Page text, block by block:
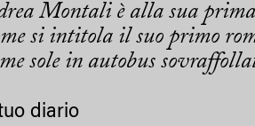
Montali è alla sua
si intitola il suo primo
sole in autobus
diario